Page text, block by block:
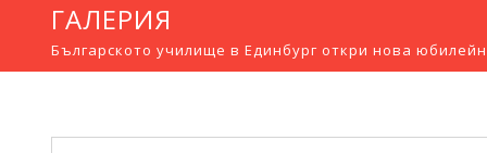
ГАЛЕРИЯ
Българското училище в Единбург откри нова